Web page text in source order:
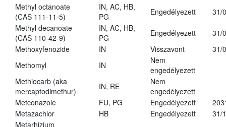
Methyl octanoate
(CAS 111-11-5)
IN, AC, HB,
PG
Engedélyezett
31/
Methyl decanoate
(CAS 110-42-9)
IN, AC, HB,
PG
Engedélyezett
31/
Methoxyfenozide
IN Visszavont
31/
Methomyl
IN
Nem
engedélyezett
Methiocarb (aka
mercaptodimethur)
IN, RE
Nem
engedélyezett
Metconazole
FU, PG Engedélyezett
Metazachlor
HB Engedélyezett
31/
Metarhizium